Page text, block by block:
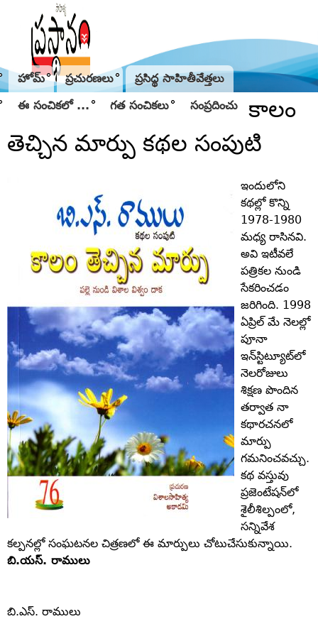
హోమ్ ప్రచురణలు ప్రసిద్థ సాహితీవేత్తలు
ఈ సంచికలో ... గత సంచికలు సంప్రదించు
కాలం
తెచ్చిన మార్పు కథల సంపుటి
ఇందులోని
కథల్లో కొన్ని
1978-1980
మధ్య రాసినవి.
అవి ఇటీవలే
పత్రికల నుండి
సేకరించడం
జరిగింది. 1998
ఏప్రిల్‌ మే నెలల్లో
పూనా
ఇన్‌స్టిట్యూట్‌లో
నెలరోజులు
శిక్షణ పొందిన
తర్వాత నా
కథారచనలో
మార్పు
గమనించవచ్చు.
కథ వస్తువు
ప్రజెంటేషన్‌లో
శైలీశిల్పంలో,
సన్నివేశ
కల్పనల్లో సంఘటనల చిత్రణలో ఈ మార్పులు చోటుచేసుకున్నాయి.
బి.యస్‌. రాములు
బి.ఎస్‌. రాములు